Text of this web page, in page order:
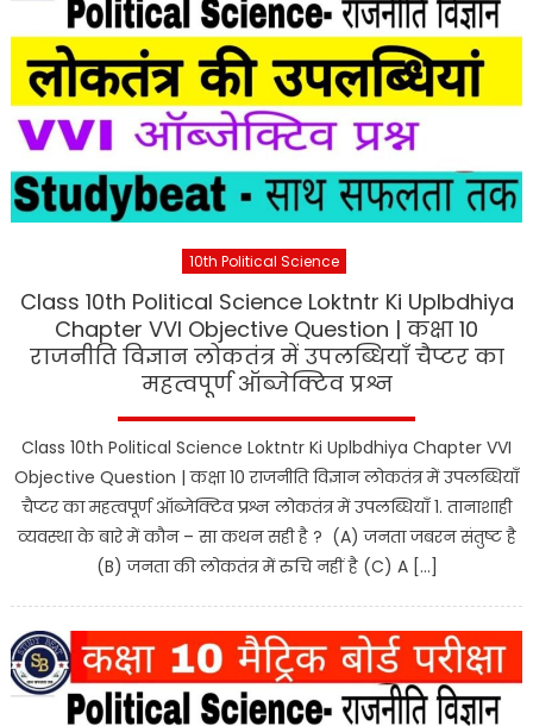
10th Political Science
Class 10th Political Science Loktntr Ki Uplbdhiya
Chapter VVI Objective Question | कक्षा 10
राजनीति विज्ञान लोकतंत्र में उपलब्धियाँ चैप्टर का
महत्वपूर्ण ऑब्जेक्टिव प्रश्न
Class 10th Political Science Loktntr Ki Uplbdhiya Chapter VVI
Objective Question | कक्षा 10 राजनीति विज्ञान लोकतंत्र में उपलब्धियाँ
चैप्टर का महत्वपूर्ण ऑब्जेक्टिव प्रश्न लोकतंत्र में उपलब्धियाँ 1. तानाशाही
व्यवस्था के बारे में कौन – सा कथन सही है ? (A) जनता जबरन संतुष्ट है
(B) जनता की लोकतंत्र में रुचि नहीं है (C) A […]